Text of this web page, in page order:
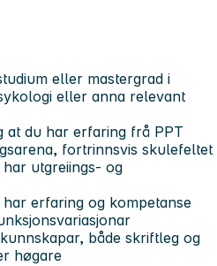
eller mastergrad i
eller anna relevant
at du har erfaring frå PPT
fortrinnsvis skulefeltet
utgreiings- og
erfaring og kompetanse
både skriftleg og
høgare